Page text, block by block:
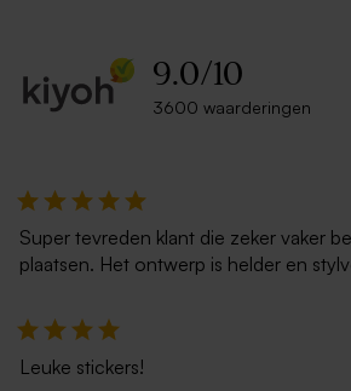
9.0/10
3600 waarderingen
Super tevreden klant die zeker vaker
plaatsen. Het ontwerp is helder en
Leuke stickers!